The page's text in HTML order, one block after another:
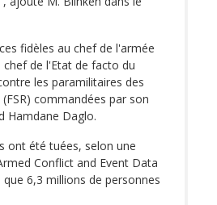
fidèles au chef de l'armée
de l'Etat de facto du
les paramilitaires des
commandées par son
Hamdane Daglo.
ont été tuées, selon une
Conflict and Event Data
6,3 millions de personnes